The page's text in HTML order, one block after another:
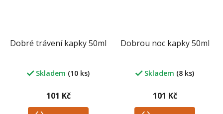
Dobré trávení kapky 50ml
Skladem (10 ks)
101 Kč
Dobrou noc kapky 50ml
Skladem (8 ks)
101 Kč